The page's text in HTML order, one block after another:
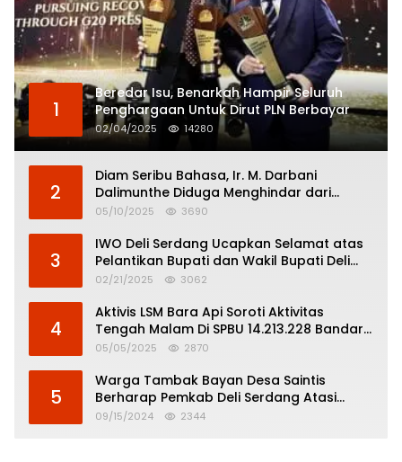
1
Beredar Isu, Benarkah Hampir Seluruh
Penghargaan Untuk Dirut PLN Berbayar
02/04/2025 14280
2
Diam Seribu Bahasa, Ir. M. Darbani
Dalimunthe Diduga Menghindar dari
Pertanggungjawaban Politik
05/10/2025 3690
3
IWO Deli Serdang Ucapkan Selamat atas
Pelantikan Bupati dan Wakil Bupati Deli
Serdang
02/21/2025 3062
4
Aktivis LSM Bara Api Soroti Aktivitas
Tengah Malam Di SPBU 14.213.228 Bandar
Tinggi
05/05/2025 2870
5
Warga Tambak Bayan Desa Saintis
Berharap Pemkab Deli Serdang Atasi
Banjir
09/15/2024 2344